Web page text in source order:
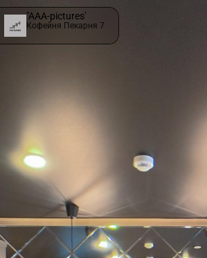
"AAA-pictures'
Кофейня Пекарня 7